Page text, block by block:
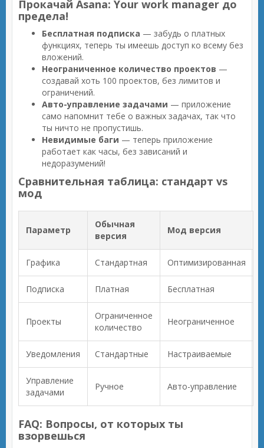
Прокачай Asana: Your work manager до
предела!
Бесплатная подписка — забудь о платных
функциях, теперь ты имеешь доступ ко всему без
вложений.
Неограниченное количество проектов —
создавай хоть 100 проектов, без лимитов и
ограничений.
Авто-управление задачами — приложение
само напомнит тебе о важных задачах, так что
ты ничто не пропустишь.
Невидимые баги — теперь приложение
работает как часы, без зависаний и
недоразумений!
Сравнительная таблица: стандарт vs
мод
Параметр
Обычная
версия
Мод версия
Графика Стандартная Оптимизированная
Подписка Платная Бесплатная
Проекты
Ограниченное
количество
Неограниченное
Уведомления Стандартные Настраиваемые
Управление
задачами
Ручное Авто-управление
FAQ: Вопросы, от которых ты
взорвешься